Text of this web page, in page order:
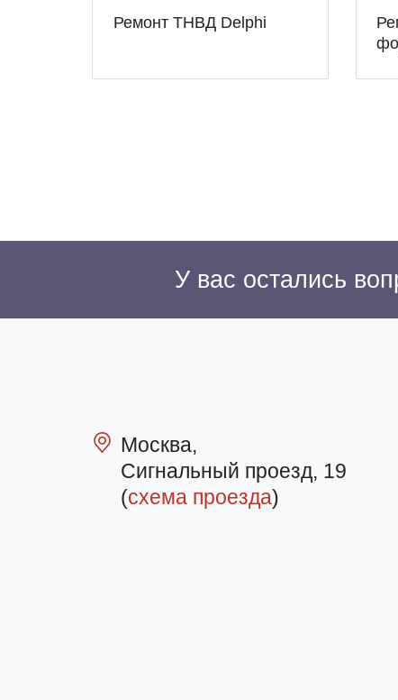
Ремонт ТНВД Delphi
У вас остались
Москва,
Сигнальный проезд, 19
(схема проезда)